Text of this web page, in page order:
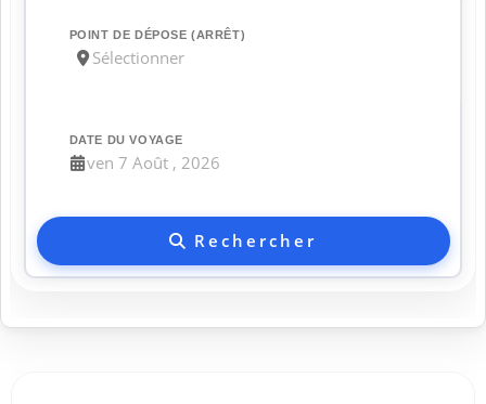
POINT DE DÉPOSE (ARRÊT)
DATE DU VOYAGE
Rechercher